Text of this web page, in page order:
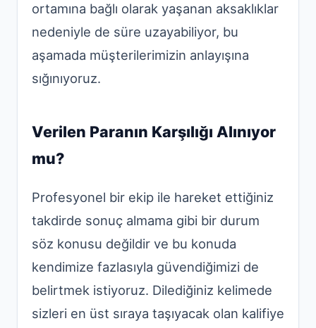
ortamına bağlı olarak yaşanan aksaklıklar
nedeniyle de süre uzayabiliyor, bu
aşamada müşterilerimizin anlayışına
sığınıyoruz.
Verilen Paranın Karşılığı Alınıyor
mu?
Profesyonel bir ekip ile hareket ettiğiniz
takdirde sonuç almama gibi bir durum
söz konusu değildir ve bu konuda
kendimize fazlasıyla güvendiğimizi de
belirtmek istiyoruz. Dilediğiniz kelimede
sizleri en üst sıraya taşıyacak olan kalifiye